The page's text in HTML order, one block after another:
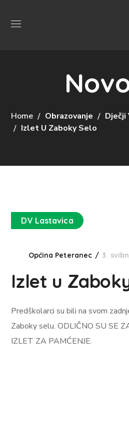
Home Obrazovanje Dječji
Izlet U Zaboky Selo
DV Lastavica
Općina Peteranec 3.
Izlet u
Predškolarci su bili na svom
Zaboky selu. ODLIČNO SU SE
IZLET ZA PAMĆENJE.